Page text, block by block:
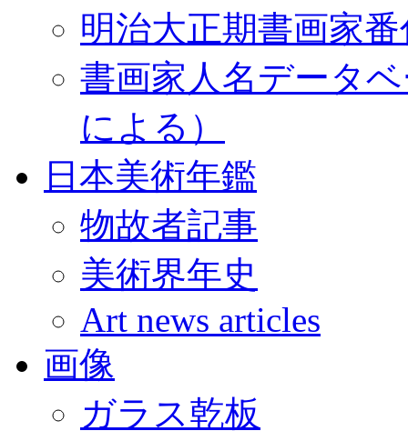
明治大正期書画家
書画家人名データ
による）
日本美術年鑑
物故者記事
美術界年史
Art news articles
画像
ガラス乾板